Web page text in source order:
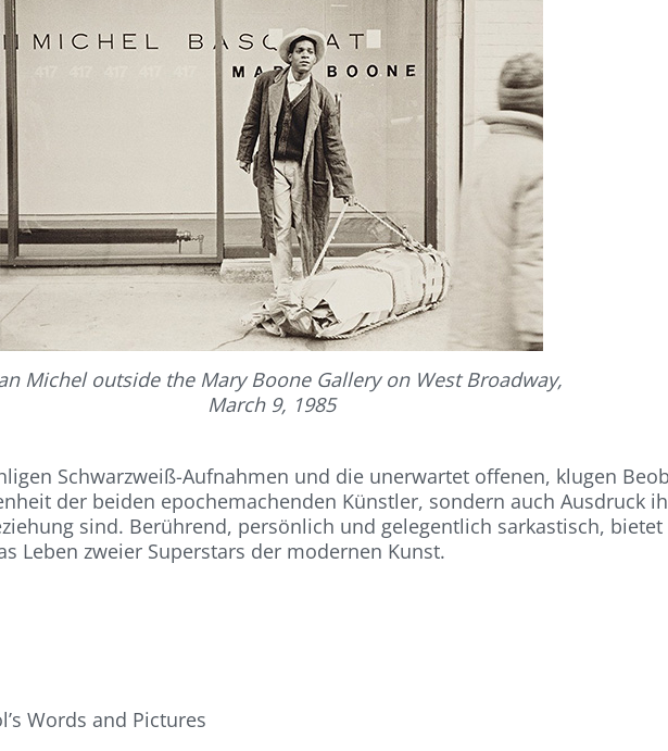
Michel outside the Mary Boone Gallery on West Broadway,
March 9, 1985
Schwarzweiß-Aufnahmen und die unerwartet offenen, klugen
der beiden epochemachenden Künstler, sondern auch Ausdruck
sind. Berührend, persönlich und gelegentlich sarkastisch,
Leben zweier Superstars der modernen Kunst.
Words and Pictures